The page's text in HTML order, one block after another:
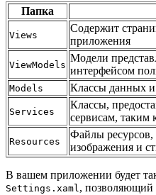
Папка
Views
Содержит
приложения
ViewModels
Модели
интерфейсом
Models Классы данных
Services
Классы,
сервисам, таким
Resources
Файлы ресурсов,
изображения и
В вашем приложении будет
Settings.xaml, позволяющий